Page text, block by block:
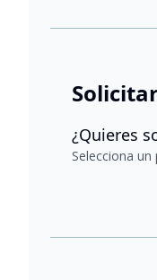
¿Quieres
Selecciona